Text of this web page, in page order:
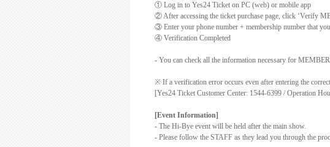
① Log in to Yes24 Ticket on PC (web) or mobile app
②After accessing the ticket purchase page, click ‘Verify
③ Enter your phone number + membership number that
④ Verification Completed
- You can check all the information necessary for
※ If a verification error occurs even after entering the
[Yes24 Ticket Customer Center: 1544-6399 / Operation
[Event Information]
- The Hi-Bye event will be held after the main show.
- Please follow the STAFF as they lead you through the